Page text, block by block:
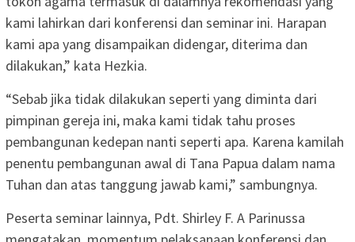
kami lahirkan dari konferensi dan seminar ini. Harapan
kami apa yang disampaikan didengar, diterima dan
dilakukan,” kata Hezkia.
“Sebab jika tidak dilakukan seperti yang diminta dari
pimpinan gereja ini, maka kami tidak tahu proses
pembangunan kedepan nanti seperti apa. Karena kamilah
penentu pembangunan awal di Tana Papua dalam nama
Tuhan dan atas tanggung jawab kami,” sambungnya.
Peserta seminar lainnya, Pdt. Shirley F. A Parinussa